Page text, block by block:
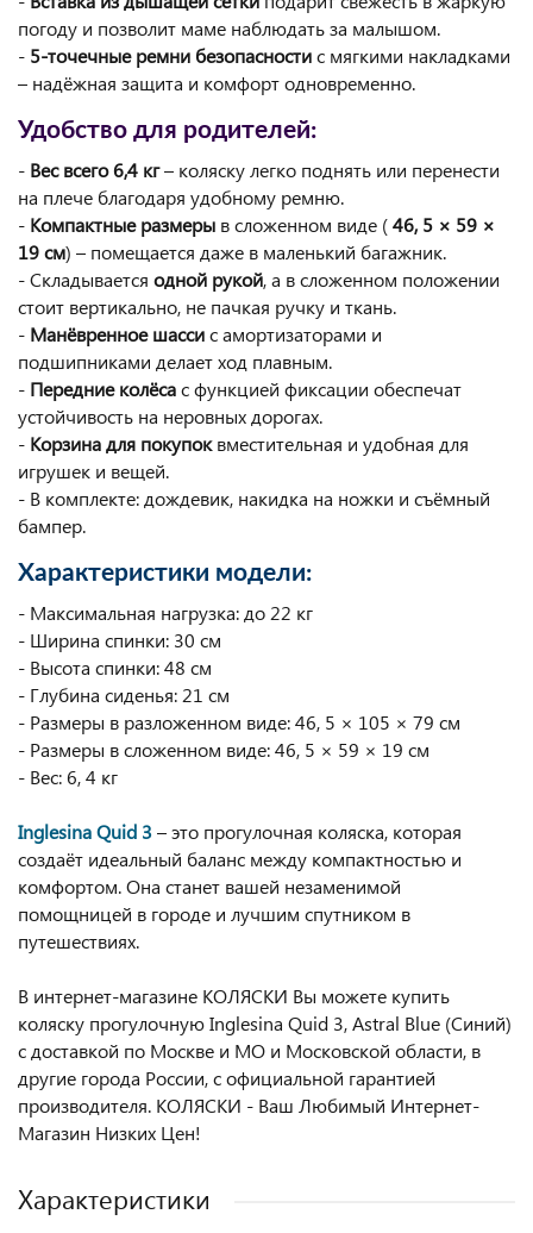
погоду и позволит маме наблюдать за малышом.
- 5-точечные ремни безопасностис мягкими накладками
– надёжная защита и комфорт одновременно.
Удобство для родителей:
- Вес всего 6,4 кг– коляску легко поднять или перенести
на плече благодаря удобному ремню.
- Компактные размеры в сложенном виде (46, 5 × 59 ×
19 см) – помещается даже в маленький багажник.
- Складывается одной рукой, а в сложенном положении
стоит вертикально, не пачкая ручку и ткань.
- Манёвренное шассис амортизаторами и
подшипниками делает ход плавным.
- Передние колёсас функцией фиксации обеспечат
устойчивость на неровных дорогах.
- Корзина для покупоквместительная и удобная для
игрушек и вещей.
- В комплекте: дождевик, накидка на ножки и съёмный
бампер.
Характеристики модели:
- Максимальная нагрузка: до 22 кг
- Ширина спинки: 30 см
- Высота спинки: 48 см
- Глубина сиденья: 21 см
- Размеры в разложенном виде: 46, 5 × 105 × 79 см
- Размеры в сложенном виде: 46, 5 × 59 × 19 см
- Вес: 6, 4 кг
Inglesina Quid 3– это прогулочная коляска, которая
создаёт идеальный баланс между компактностью и
комфортом. Она станет вашей незаменимой
помощницей в городе и лучшим спутником в
путешествиях.
В интернет-магазине КОЛЯСКИ Вы можете купить
коляску прогулочную Inglesina Quid 3, Astral Blue (Синий)
с доставкой по Москве и МО и Московской области, в
другие города России, с официальной гарантией
производителя. КОЛЯСКИ - Ваш Любимый Интернет-
Магазин Низких Цен!
Характеристики